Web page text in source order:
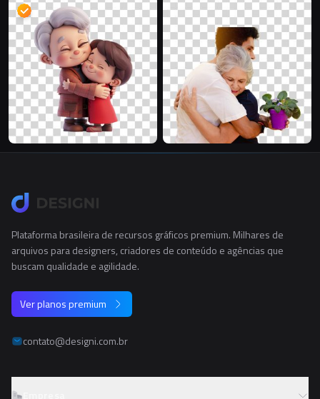
Plataforma brasileira de recursos gráficos premium. Milhares de
arquivos para designers, criadores de conteúdo e agências que
buscam qualidade e agilidade.
Ver planos premium
contato@designi.com.br